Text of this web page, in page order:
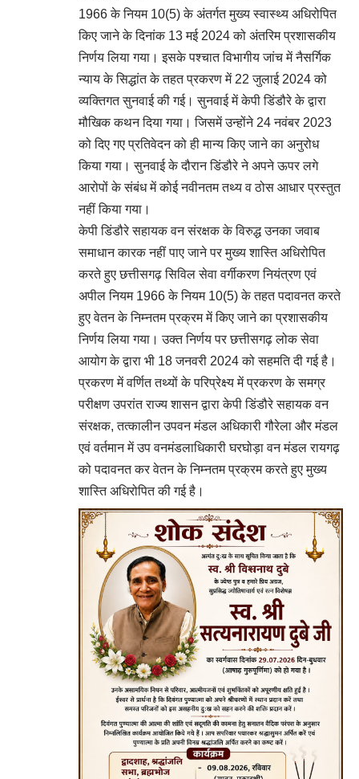
1966 के नियम 10(5) के अंतर्गत मुख्य स्वास्थ्य अधिरोपित
किए जाने के दिनांक 13 मई 2024 को अंतरिम प्रशासकीय
निर्णय लिया गया। इसके पश्चात विभागीय जांच में नैसर्गिक
न्याय के सिद्धांत के तहत प्रकरण में 22 जुलाई 2024 को
व्यक्तिगत सुनवाई की गई। सुनवाई में केपी डिंडौरे के द्वारा
मौखिक कथन दिया गया। जिसमें उन्होंने 24 नवंबर 2023
को दिए गए प्रतिवेदन को ही मान्य किए जाने का अनुरोध
किया गया। सुनवाई के दौरान डिंडौरे ने अपने ऊपर लगे
आरोपों के संबंध में कोई नवीनतम तथ्य व ठोस आधार प्रस्तुत
नहीं किया गया।
केपी डिंडौरे सहायक वन संरक्षक के विरुद्ध उनका जवाब
समाधान कारक नहीं पाए जाने पर मुख्य शास्ति अधिरोपित
करते हुए छत्तीसगढ़ सिविल सेवा वर्गीकरण नियंत्रण एवं
अपील नियम 1966 के नियम 10(5) के तहत पदावनत करते
हुए वेतन के निम्नतम प्रक्रम में किए जाने का प्रशासकीय
निर्णय लिया गया। उक्त निर्णय पर छत्तीसगढ़ लोक सेवा
आयोग के द्वारा भी 18 जनवरी 2024 को सहमति दी गई है।
प्रकरण में वर्णित तथ्यों के परिप्रेक्ष्य में प्रकरण के समग्र
परीक्षण उपरांत राज्य शासन द्वारा केपी डिंडौरे सहायक वन
संरक्षक, तत्कालीन उपवन मंडल अधिकारी गौरेला और मंडल
एवं वर्तमान में उप वनमंडलाधिकारी घरघोड़ा वन मंडल रायगढ़
को पदावनत कर वेतन के निम्नतम प्रक्रम करते हुए मुख्य
शास्ति अधिरोपित की गई है।